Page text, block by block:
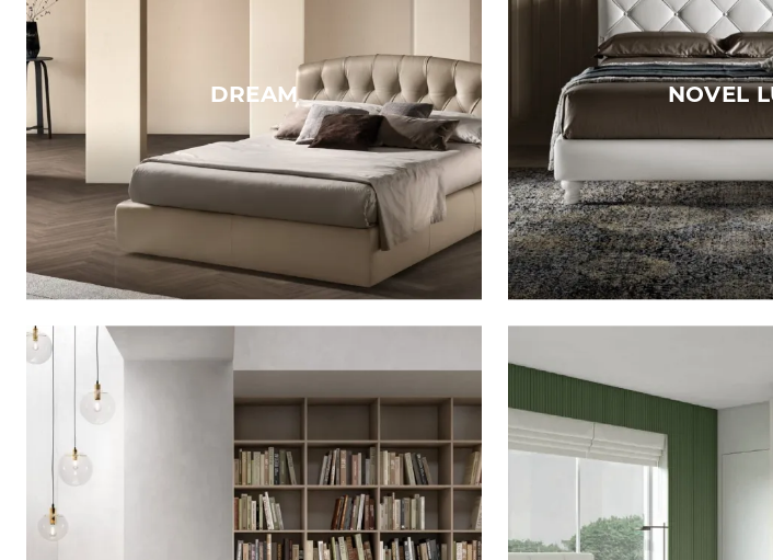
DREAM NOVEL